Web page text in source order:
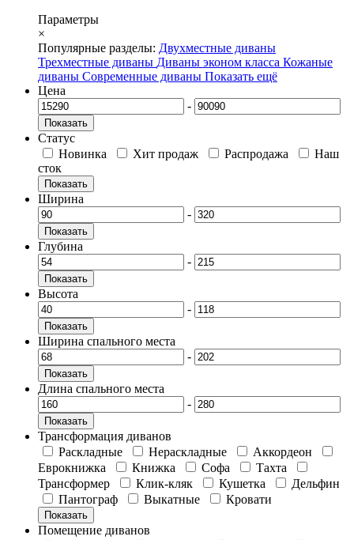
Параметры
×
Популярные разделы: Двухместные диваны
Трехместные диваны Диваны эконом класса Кожаные
диваны Современные диваны Показать ещё
Цена
-
Показать
Статус
Новинка
Хит продаж Распродажа
Наш
сток
Показать
Ширина
-
Показать
Глубина
-
Показать
Высота
-
Показать
Ширина спального места
-
Показать
Длина спального места
-
Показать
Трансформация диванов
Раскладные
Нераскладные
Аккордеон
Еврокнижка
Книжка Софа
Тахта
Трансформер
Клик-кляк Кушетка
Дельфин
Пантограф
Выкатные Кровати
Показать
Помещение диванов